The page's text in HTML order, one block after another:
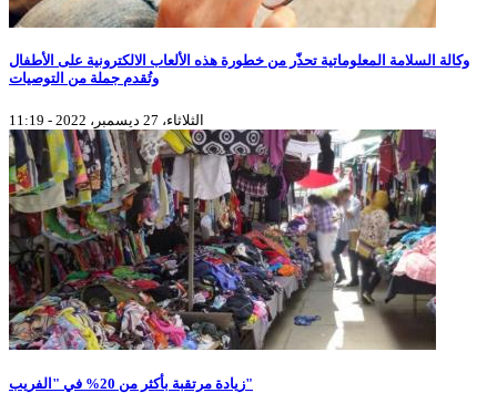
وكالة السلامة المعلوماتية تحذّر من خطورة هذه الألعاب الالكترونية على الأطفال
وتُقدم جملة من التوصيات
الثلاثاء، 27 ديسمبر، 2022 - 11:19
زيادة مرتقبة بأكثر من 20% في "الفريب"